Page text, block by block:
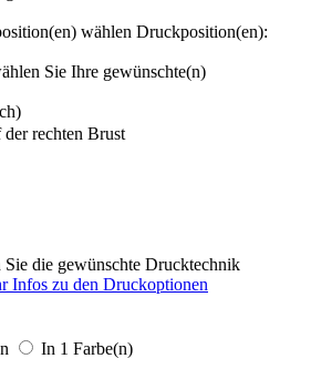
wählen Druckposition(en):
Sie Ihre gewünschte(n)
der rechten Brust
Sie die gewünschte Drucktechnik
Infos zu den Druckoptionen
In 1 Farbe(n)